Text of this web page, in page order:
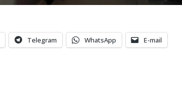
Telegram WhatsApp E-mail